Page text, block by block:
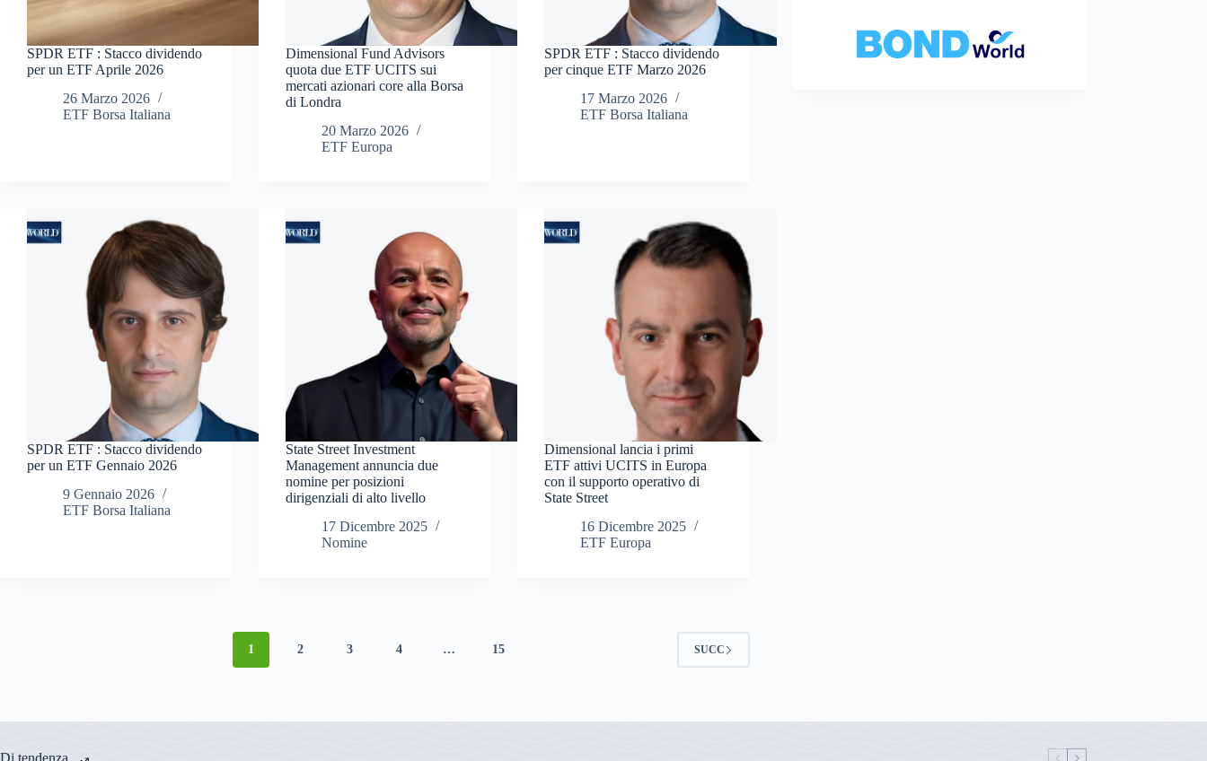
SPDR ETF : Stacco dividendo
per un ETF Aprile 2026
26 Marzo 2026
ETF Borsa Italiana
Dimensional Fund Advisors
quota due ETF UCITS sui
mercati azionari core alla Borsa
di Londra
20 Marzo 2026
ETF Europa
SPDR ETF : Stacco dividendo
per cinque ETF Marzo 2026
17 Marzo 2026
ETF Borsa Italiana
SPDR ETF : Stacco dividendo
per un ETF Gennaio 2026
9 Gennaio 2026
ETF Borsa Italiana
State Street Investment
Management annuncia due
nomine per posizioni
dirigenziali di alto livello
17 Dicembre 2025
Nomine
Dimensional lancia i primi
ETF attivi UCITS in Europa
con il supporto operativo di
State Street
16 Dicembre 2025
ETF Europa
1 2 3 4 … 15 SUCC